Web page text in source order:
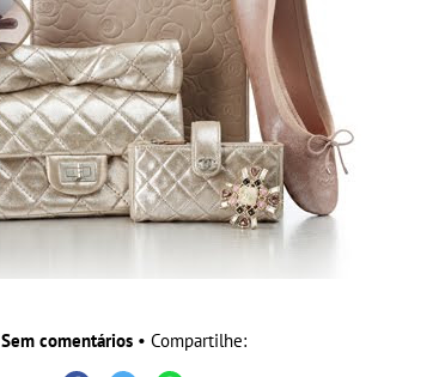
Sem comentários• Compartilhe: